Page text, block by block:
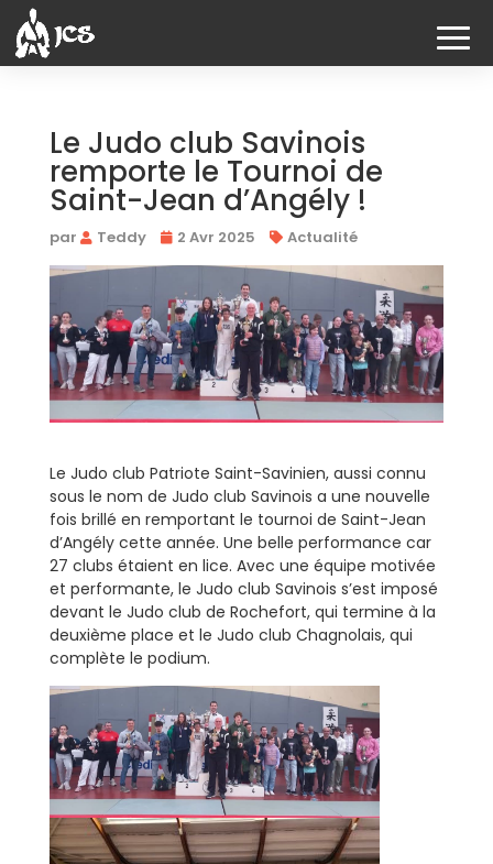
Le Judo club Savinois
remporte le Tournoi de
Saint-Jean d’Angély !
par Teddy 2 Avr 2025 Actualité
Le Judo club Patriote Saint-Savinien, aussi connu
sous le nom de Judo club Savinois a une nouvelle
fois brillé en remportant le tournoi de Saint-Jean
d’Angély cette année. Une belle performance car
27 clubs étaient en lice. Avec une équipe motivée
et performante, le Judo club Savinois s’est imposé
devant le Judo club de Rochefort, qui termine à la
deuxième place et le Judo club Chagnolais, qui
complète le podium.